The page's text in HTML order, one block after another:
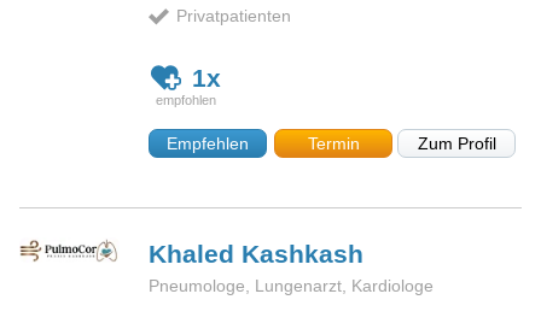
Privatpatienten
1x
Empfehlen Termin Zum Profil
Khaled Kashkash
Pneumologe, Lungenarzt, Kardiologe